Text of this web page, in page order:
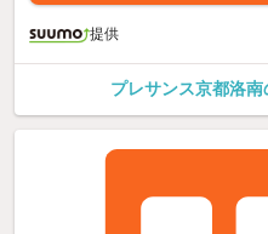
提供
プレサンス京都洛